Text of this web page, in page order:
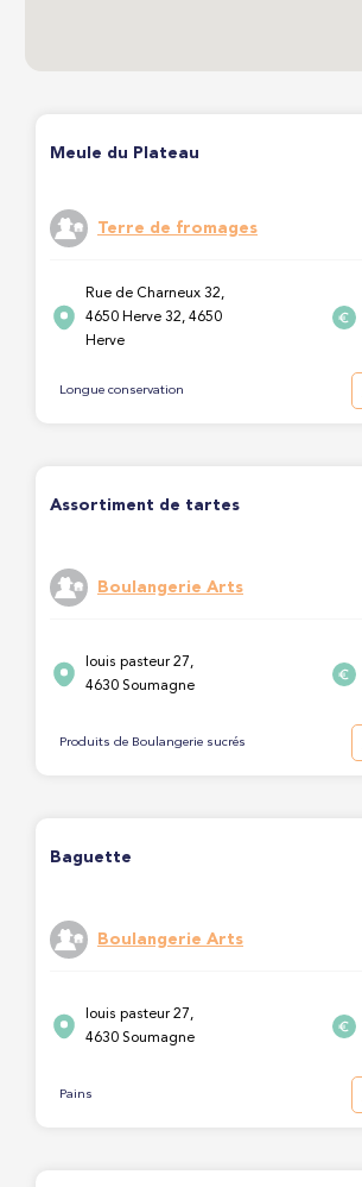
Meule du Plateau
Terre de fromages
Rue de Charneux 32,
4650 Herve 32, 4650
Herve
Longue conservation
Assortiment de tartes
Boulangerie Arts
louis pasteur 27,
4630 Soumagne
Produits de Boulangerie sucrés
Baguette
Boulangerie Arts
louis pasteur 27,
4630 Soumagne
Pains